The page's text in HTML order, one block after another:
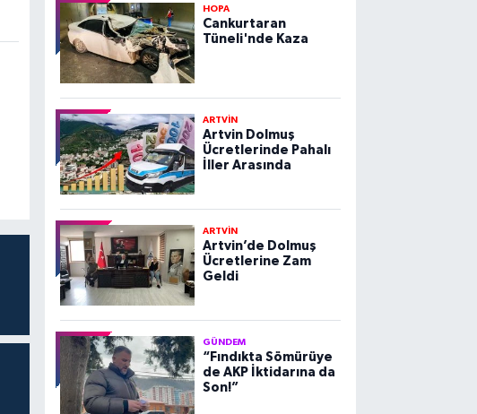
HOPA
Cankurtaran
Tüneli'nde Kaza
ARTVİN
Artvin Dolmuş
Ücretlerinde Pahalı
İller Arasında
ARTVİN
Artvin’de Dolmuş
Ücretlerine Zam
Geldi
GÜNDEM
“Fındıkta Sömürüye
de AKP İktidarına da
Son!”